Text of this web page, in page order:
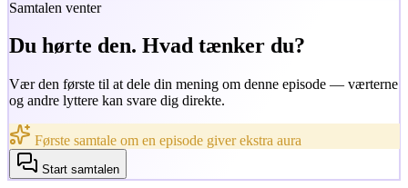
Samtalen venter
Du hørte den. Hvad tænker du?
Vær den første til at dele din mening om denne episode — værterne
og andre lyttere kan svare dig direkte.
Første samtale om en episode giver ekstra aura
Start samtalen